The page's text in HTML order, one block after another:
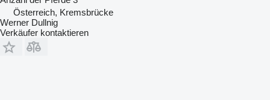
Österreich, Kremsbrücke
Werner Dullnig
Verkäufer kontaktieren